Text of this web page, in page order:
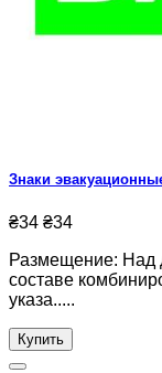
Знаки
₴34 ₴34
Размещение: Над
составе
указа.....
Купить